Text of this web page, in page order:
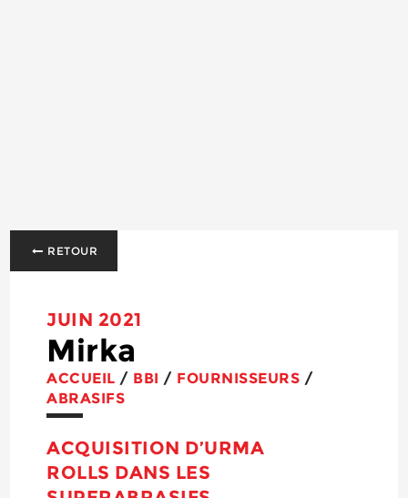
RETOUR
JUIN 2021
Mirka
ACCUEIL / BBI / FOURNISSEURS /
ABRASIFS
ACQUISITION D’URMA
ROLLS DANS LES